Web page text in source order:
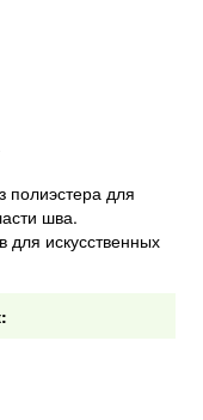
полиэстера для
шва.
для искусственных